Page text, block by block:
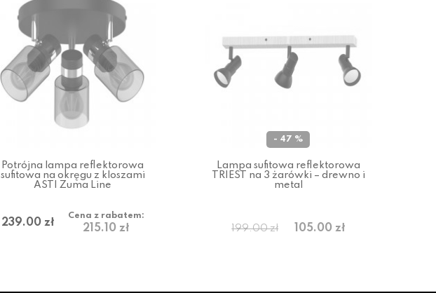
Potrójna lampa reflektorowa
sufitowa na okręgu z kloszami
ASTI Zuma Line
239.00 zł
Cena z rabatem:
215.10 zł
- 47 %
Lampa sufitowa reflektorowa
TRIEST na 3 żarówki – drewno i
metal
199.00 zł 105.00 zł